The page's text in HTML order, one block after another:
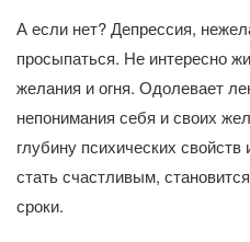
А если нет? Депрессия,
просыпаться. Не интересно
желания и огня. Одолевает
непонимания себя и своих
глубину психических
стать счастливым,
сроки.